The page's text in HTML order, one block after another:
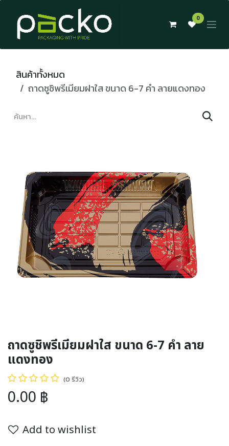
Skip to Content
0
สินค้าทั้งหมด
ถาดซูชิพรีเมียมฝาใส ขนาด 6-7 คำ ลายแดงทอง
ถาดซูชิพรีเมียมฝาใส ขนาด 6-7 คำ ลาย
แดงทอง
(0 รีวิว)
0.00 ฿
Add to wishlist